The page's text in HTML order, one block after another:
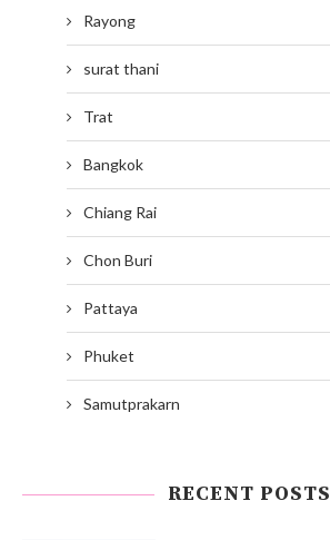
Rayong
surat thani
Trat
Bangkok
Chiang Rai
Chon Buri
Pattaya
Phuket
Samutprakarn
RECENT POSTS